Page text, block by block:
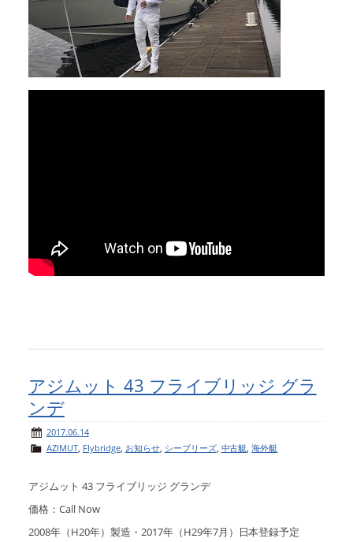
アジムット 43 フライブリッジ グラ
ンデ
2017.06.14
AZIMUT, Flybridge, お知らせ, シーブリーズ, 中古艇,海外艇
アジムット 43 フライブリッジ グランデ
価格：Call Now
2008年（H20年）製造・2017年（H29年7月）日本登録予定